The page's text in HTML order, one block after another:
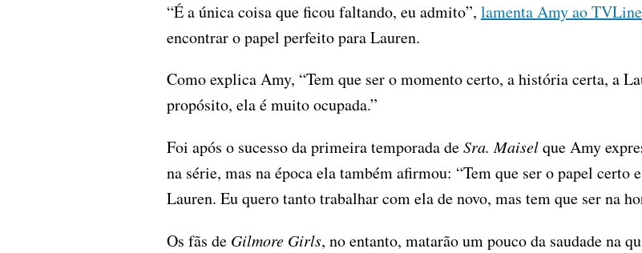
“É a única coisa que ficou faltando, eu admito”, lamenta Amy ao TVLine
encontrar o papel perfeito para Lauren.
Como explica Amy, “Tem que ser o momento certo, a história certa, a
propósito, ela é muito ocupada.”
Foi após o sucesso da primeira temporada deSra. Maiselque Amy
na série, mas na época ela também afirmou: “Tem que ser o papel certo
Lauren. Eu quero tanto trabalhar com ela de novo, mas tem que ser na
Os fãs de Gilmore Girls, no entanto, matarão um pouco da saudade na